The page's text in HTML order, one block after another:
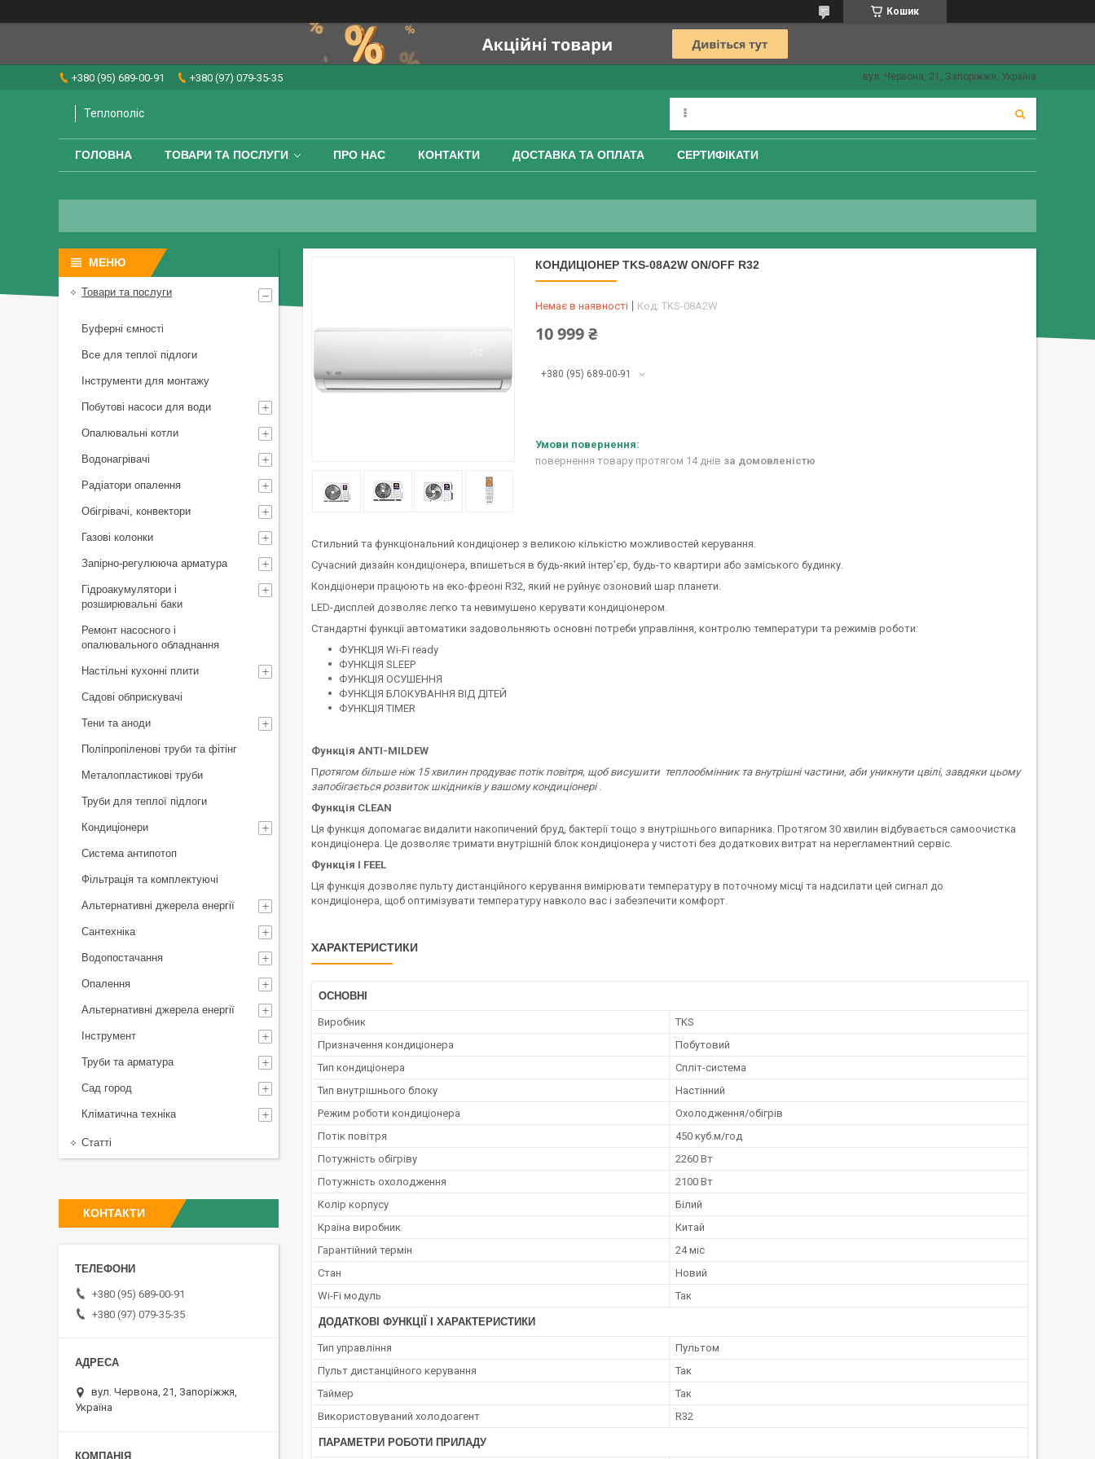
Кошик
+380 (95) 689-00-91 +380 (97) 079-35-35 вул. Червона, 21, Запоріжжя, Україна
Теплополіс
ГОЛОВНА ТОВАРИ ТА ПОСЛУГИ ПРО НАС КОНТАКТИ ДОСТАВКА ТА ОПЛАТА СЕРТИФІКАТИ
КОНДИЦІОНЕР TKS-08A2W ON/OFF R32
Немає в наявності Код: TKS-08A2W
10 999 ₴
+380 (95) 689-00-91
повернення товару протягом 14 днів за домовленістю
Стильний та функціональний кондиціонер з великою кількістю можливостей керування.
Сучасний дизайн кондиціонера, впишеться в будь-який інтер’єр, будь-то квартири або заміського будинку.
Кондціонери працюють на еко-фреоні R32, який не руйнує озоновий шар планети.
LED-дисплей дозволяє легко та невимушено керувати кондиціонером.
Cтандартні функції автоматики задовольняють основні потреби управління, контролю температури та режимів роботи:
ФУНКЦІЯ Wi-Fi ready
ФУНКЦІЯ SLEEP
ФУНКЦІЯ ОСУШЕННЯ
ФУНКЦІЯ БЛОКУВАННЯ ВІД ДІТЕЙ
ФУНКЦІЯ TIMER
Функція ANTI-MILDEW
Протягом більше ніж 15 хвилин продуває потік повітря, щоб висушити теплообмінник та внутрішні частини, аби уникнути цвілі, завдяки цьому
запобігається розвиток шкідників у вашому кондиціонері.
Функція CLEAN
Ця функція допомагає видалити накопичений бруд, бактерії тощо з внутрішнього випарника. Протягом 30 хвилин відбувається самоочистка
кондиціонера. Це дозволяє тримати внутрішній блок кондиціонера у чистоті без додаткових витрат на нерегламентний сервіс.
Функція I FEEL
Ця функція дозволяє пульту дистанційного керування вимірювати температуру в поточному місці та надсилати цей сигнал до
кондиціонера, щоб оптимізувати температуру навколо вас і забезпечити комфорт.
ХАРАКТЕРИСТИКИ
ОСНОВНІ
Виробник
TKS
Призначення кондиціонера
Побутовий
Тип кондиціонера
Спліт-система
Тип внутрішнього блоку
Настінний
Режим роботи кондиціонера
Охолодження/обігрів
Потік повітря
450 куб.м/год
Потужність обігріву
2260 Вт
Потужність охолодження
2100 Вт
Колір корпусу
Білий
Країна виробник
Китай
Гарантійний термін
24 міс
Стан
Новий
Wi-Fi модуль
Так
ДОДАТКОВІ ФУНКЦІЇ І ХАРАКТЕРИСТИКИ
Тип управління
Пультом
Пульт дистанційного керування
Так
Таймер
Так
Використовуваний холодоагент
R32
ПАРАМЕТРИ РОБОТИ ПРИЛАДУ
Товари та послуги
Буферні ємності
Все для теплої підлоги
Інструменти для монтажу
Побутові насоси для води
Опалювальні котли
Водонагрівачі
Радіатори опалення
Обігрівачі, конвектори
Газові колонки
Запірно-регулююча арматура
Гідроакумулятори і
розширювальні баки
Ремонт насосного і
опалювального обладнання
Настільні кухонні плити
Садові обприскувачі
Тени та аноди
Поліпропіленові труби та фітінг
Металопластикові труби
Труби для теплої підлоги
Кондиціонери
Система антипотоп
Фільтрація та комплектуючі
Альтернативні джерела енергії
Сантехніка
Водопостачання
Опалення
Альтернативні джерела енергії
Інструмент
Труби та арматура
Сад город
Кліматична техніка
Статті
КОНТАКТИ
+380 (95) 689-00-91
+380 (97) 079-35-35
вул. Червона, 21, Запоріжжя,
Україна